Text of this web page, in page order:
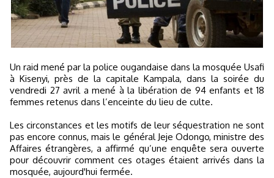
Un raid mené par la police ougandaise dans la mosquée Usafi
à Kisenyi, près de la capitale Kampala, dans la soirée du
vendredi 27 avril a mené à la libération de 94 enfants et 18
femmes retenus dans l’enceinte du lieu de culte.
Les circonstances et les motifs de leur séquestration ne sont
pas encore connus, mais le général Jeje Odongo, ministre des
Affaires étrangères, a affirmé qu’une enquête sera ouverte
pour découvrir comment ces otages étaient arrivés dans la
mosquée, aujourd'hui fermée.